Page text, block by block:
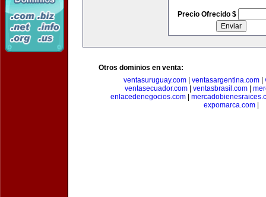
Precio Ofrecido $
Otros dominios en venta:
ventasuruguay.com| ventasargentina.com|
ventasecuador.com| ventasbrasil.com|
enlacedenegocios.com|
expomarca.com|